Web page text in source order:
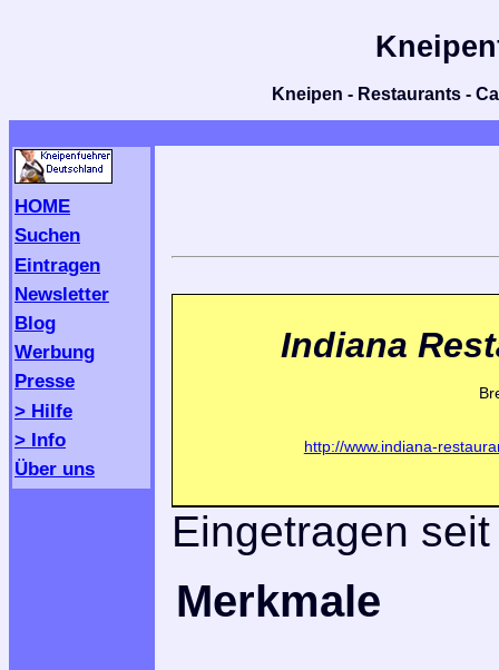
Kneipen - Restaurants -
HOME
Suchen
Eintragen
Newsletter
Blog
Werbung
Presse
> Hilfe
> Info
Über uns
Indiana
http://www.indiana-
Eingetragen
Merkmale